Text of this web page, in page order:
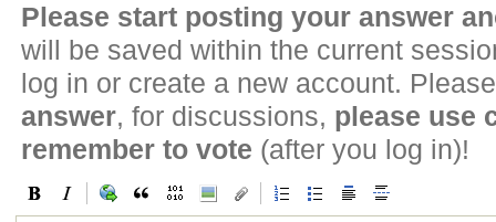
Please start posting your answer
will be saved within the current
log in or create a new account.
answer, for discussions, please use
remember to vote (after you log in)!